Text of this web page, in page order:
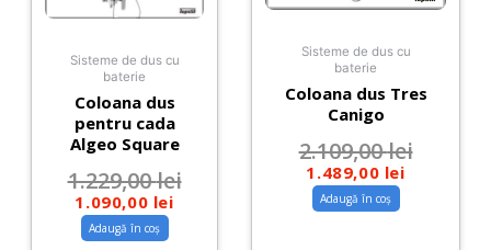
Sisteme de dus cu
baterie
Coloana dus
pentru cada
Algeo Square
1.229,00lei
1.090,00 lei
Adaugă în coș
Sisteme de dus cu
baterie
Coloana dus Tres
Canigo
2.109,00lei
1.489,00 lei
Adaugă în coș